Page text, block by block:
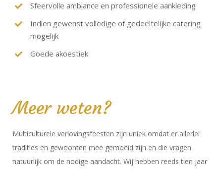
Sfeervolle ambiance en professionele aankleding
Indien gewenst volledige of gedeeltelijke catering
mogelijk
Goede akoestiek
Meer weten?
Multiculturele verlovingsfeesten zijn uniek omdat er allerlei
tradities en gewoonten mee gemoeid zijn en die vragen
natuurlijk om de nodige aandacht. Wij hebben reeds tien jaar